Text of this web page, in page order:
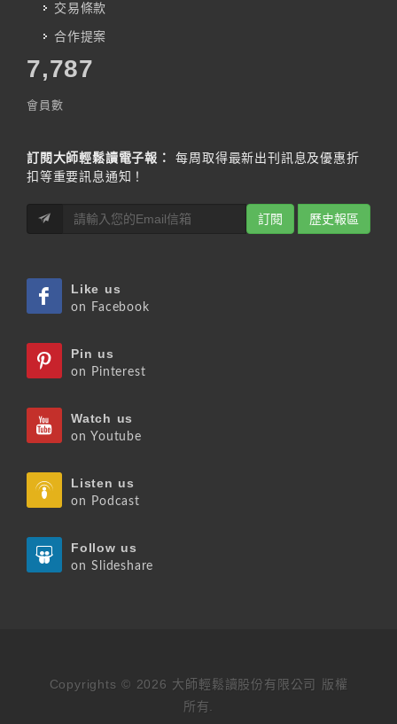
交易條款
合作提案
7,787
會員數
訂閱大師輕鬆讀電子報：
每周取得最新出刊訊息及優惠折
扣等重要訊息通知！
訂閱 歷史報區
Like us
on Facebook
Pin us
on Pinterest
Watch us
on Youtube
Listen us
on Podcast
Follow us
on Slideshare
Copyrights © 2026 大師輕鬆讀股份有限公司 版權
所有.